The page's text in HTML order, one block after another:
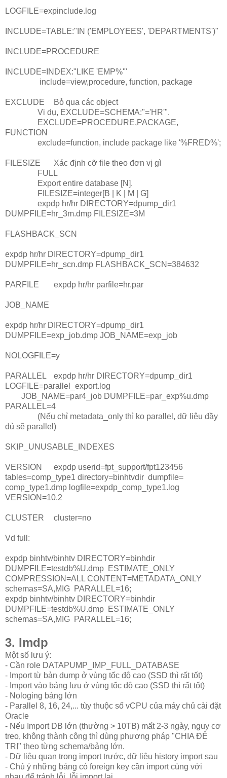
LOGFILE=expinclude.log
INCLUDE=TABLE:"IN ('EMPLOYEES', 'DEPARTMENTS')"
INCLUDE=PROCEDURE
INCLUDE=INDEX:"LIKE 'EMP%'"
include=view,procedure, function, package
EXCLUDE
Bỏ qua các object
Vi dụ, EXCLUDE=SCHEMA:"='HR'".
EXCLUDE=PROCEDURE,PACKAGE,
FUNCTION
exclude=function, include package like '%FRED%';
FILESIZE
Xác định cỡ file theo đơn vị gì
FULL
Export entire database [N].
FILESIZE=integer[B | K | M | G]
expdp hr/hr DIRECTORY=dpump_dir1
DUMPFILE=hr_3m.dmp FILESIZE=3M
FLASHBACK_SCN
expdp hr/hr DIRECTORY=dpump_dir1
DUMPFILE=hr_scn.dmp FLASHBACK_SCN=384632
PARFILE expdp hr/hr parfile=hr.par
JOB_NAME
expdp hr/hr DIRECTORY=dpump_dir1
DUMPFILE=exp_job.dmp JOB_NAME=exp_job
NOLOGFILE=y
PARALLEL
expdp hr/hr DIRECTORY=dpump_dir1
LOGFILE=parallel_export.log
JOB_NAME=par4_job DUMPFILE=par_exp%u.dmp
PARALLEL=4
(Nếu chỉ metadata_only thì ko parallel, dữ liệu đầy
đủ sẽ parallel)
SKIP_UNUSABLE_INDEXES
VERSION
expdp userid=fpt_support/fpt123456
tables=comp_type1 directory=binhtvdir dumpfile=
comp_type1.dmp logfile=expdp_comp_type1.log
VERSION=10.2
CLUSTER cluster=no
Vd full:
expdp binhtv/binhtv DIRECTORY=binhdir
DUMPFILE=testdb%U.dmp ESTIMATE_ONLY
COMPRESSION=ALL CONTENT=METADATA_ONLY
schemas=SA,MIG PARALLEL=16;
expdp binhtv/binhtv DIRECTORY=binhdir
DUMPFILE=testdb%U.dmp ESTIMATE_ONLY
schemas=SA,MIG PARALLEL=16;
3. Imdp
Một số lưu ý:
- Cần role DATAPUMP_IMP_FULL_DATABASE
- Import từ bản dump ở vùng tốc độ cao (SSD thì rất tốt)
- Import vào bảng lưu ở vùng tốc độ cao (SSD thì rất tốt)
- Nologing bảng lớn
- Parallel 8, 16, 24,... tùy thuộc số vCPU của máy chủ cài đặt
Oracle
- Nếu Import DB lớn (thường > 10TB) mất 2-3 ngày, nguy cơ
treo, không thành công thì dùng phương pháp "CHIA ĐÊ
TRỊ" theo từng schema/bảng lớn.
- Dữ liệu quan trọng import trước, dữ liệu history import sau
- Chú ý những bảng có foreign key cần import cùng với